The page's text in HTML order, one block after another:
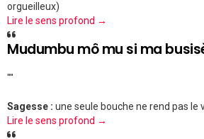
orgueilleux)
Lire le sens profond →
Mudumbu mô mu si ma
""
Sagesse : une seule bouche ne rend pas le
Lire le sens profond →